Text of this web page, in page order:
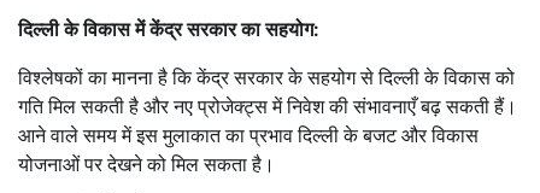
दिल्ली के विकास में केंद्र सरकार का सहयोग:
विश्लेषकों का मानना है कि केंद्र सरकार के सहयोग से दिल्ली के विकास को
गति मिल सकती है और नए प्रोजेक्ट्स में निवेश की संभावनाएँ बढ़ सकती हैं।
आने वाले समय में इस मुलाकात का प्रभाव दिल्ली के बजट और विकास
योजनाओं पर देखने को मिल सकता है।